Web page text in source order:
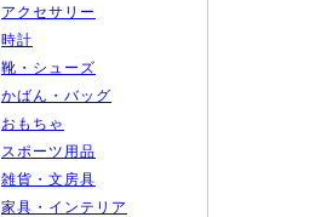
アクセサリー
時計
靴・シューズ
かばん・バッグ
おもちゃ
スポーツ用品
雑貨・文房具
家具・インテリア